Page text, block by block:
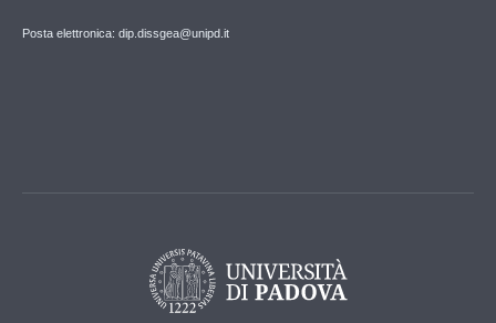
Posta elettronica: dip.dissgea@unipd.it